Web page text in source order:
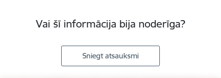
Vai šī informācija bija noderīga?
Sniegt atsauksmi